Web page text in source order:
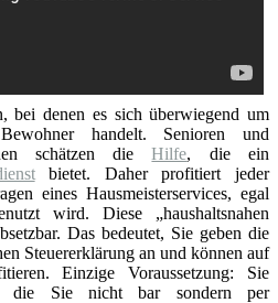
bei denen es sich überwiegend um
handelt. Senioren und
schätzen dieHilfe, die ein
bietet. Daher profitiert jeder
eines Hausmeisterservices, egal
wird. Diese „haushaltsnahen
Das bedeutet, Sie geben die
Steuererklärung an und können auf
Einzige Voraussetzung: Sie
die Sie nicht bar sondern per